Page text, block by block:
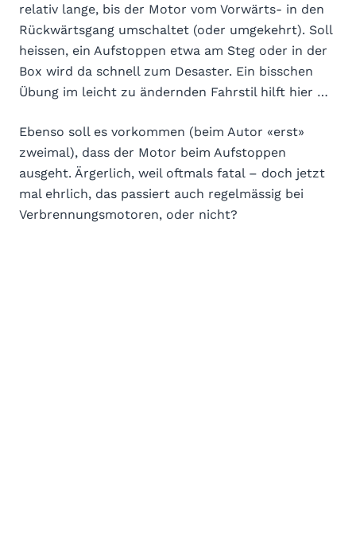
relativ lange, bis der Motor vom Vorwärts- in den
Rückwärtsgang umschaltet (oder umgekehrt). Soll
heissen, ein Aufstoppen etwa am Steg oder in der
Box wird da schnell zum Desaster. Ein bisschen
Übung im leicht zu ändernden Fahrstil hilft hier …
Ebenso soll es vorkommen (beim Autor «erst»
zweimal), dass der Motor beim Aufstoppen
ausgeht. Ärgerlich, weil oftmals fatal – doch jetzt
mal ehrlich, das passiert auch regelmässig bei
Verbrennungsmotoren, oder nicht?